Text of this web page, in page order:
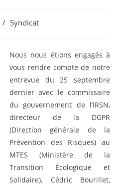
/ Syndicat
Nous nous étions engagés à
vous rendre compte de notre
entrevue du 25 septembre
dernier avec le commissaire
du gouvernement de l’IRSN,
directeur de la DGPR
(Direction générale de la
Prévention des Risques) au
MTES (Ministère de la
Transition Écologique et
Solidaire), Cédric Bourillet,